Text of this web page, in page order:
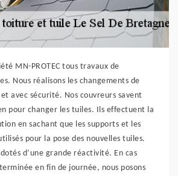
MN-PROTEC tous travaux de
Nous réalisons les changements de
avec sécurité. Nos couvreurs savent
pour changer les tuiles. Ils effectuent la
en sachant que les supports et les
pour la pose des nouvelles tuiles.
d’une grande réactivité. En cas
en fin de journée, nous posons